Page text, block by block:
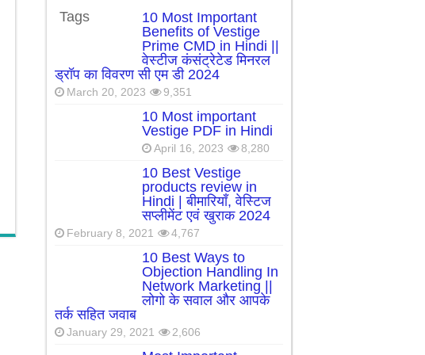
Tags
10 Most Important
Benefits of Vestige
Prime CMD in Hindi ||
वेस्टीज कंसंट्रेटेड मिनरल
ड्रॉप का विवरण सी एम डी 2024
March 20, 2023 9,351
10 Most important
Vestige PDF in Hindi
April 16, 2023 8,280
10 Best Vestige
products review in
Hindi | बीमारियाँ, वेस्टिज
सप्लीमेंट एवं खुराक 2024
February 8, 2021 4,767
10 Best Ways to
Objection Handling In
Network Marketing ||
लोगो के सवाल और आपके
तर्क सहित जवाब
January 29, 2021 2,606